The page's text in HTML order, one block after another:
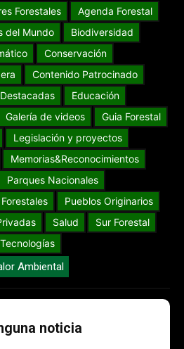
Forestales
Agenda Forestal
del Mundo
Biodiversidad
Conservación
Contenido Patrocinado
Destacadas
Educación
Galería de videos
Guia Forestal
Legislación y proyectos
Memorias&Reconocimientos
Parques Nacionales
Pueblos Originarios
Salud
Sur Forestal
Tecnologías
Ambiental
noticia